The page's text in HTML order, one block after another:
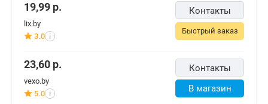
Контакты
Быстрый заказ
19,99 р.
lix.by
3.0 i
Контакты
В магазин
23,60 р.
vexo.by
5.0 i